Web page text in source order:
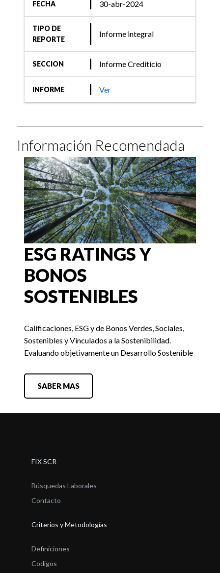
FECHA 30-abr-2024
TIPO DE
REPORTE
Informe integral
SECCION Informe Crediticio
INFORME Ver
Información Recomendada
ESG RATINGS Y
BONOS
SOSTENIBLES
Calificaciones, ESG y de Bonos Verdes, Sociales,
Sostenibles y Vinculados a la Sostenibilidad.
Evaluando objetivamente un Desarrollo Sostenible
SABER MAS
FIX SCR
Búsquedas Laborales
Contacto
Criterios y Metodologías
Definiciones
Codigos